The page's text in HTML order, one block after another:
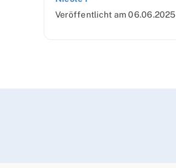
Veröffentlicht am06.06.2025